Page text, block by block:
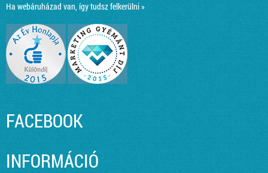
Ha webáruházad van, így tudsz felkerülni »
FACEBOOK
INFORMÁCIÓ